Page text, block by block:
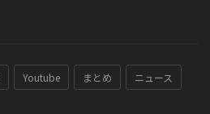
Youtube まとめ ニュース